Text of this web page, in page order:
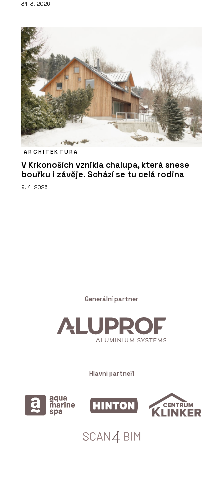
31. 3. 2026
ARCHITEKTURA
V Krkonoších vznikla chalupa, která snese
bouřku i závěje. Schází se tu celá rodina
9. 4. 2026
Generální partner
Hlavní partneři